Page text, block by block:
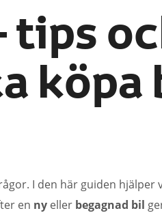
köpa
. I den här guiden hjälper
en ny eller begagnad bil